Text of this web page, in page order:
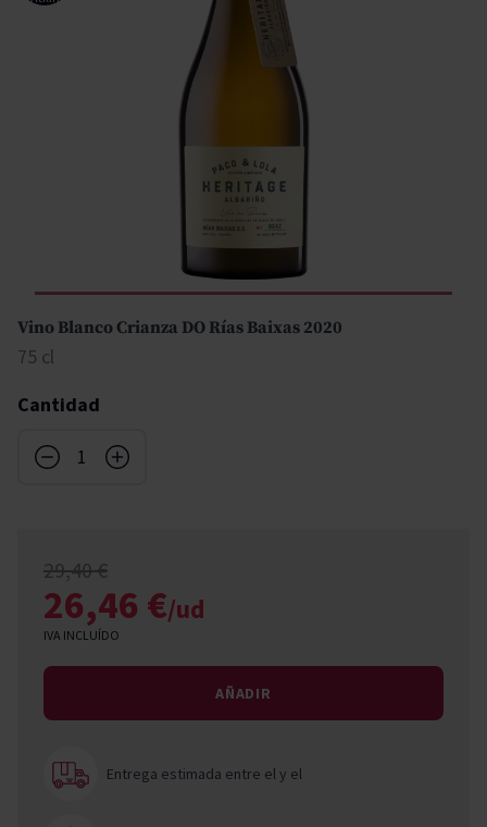
Vino Blanco Crianza DO Rías Baixas 2020
75 cl
Cantidad
29,40 €
26,46 €/ud
IVA INCLUÍDO
AÑADIR
Entrega estimada entre ely el